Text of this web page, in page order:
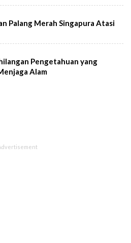
Palang Merah Singapura Atasi
Pengetahuan yang
Alam